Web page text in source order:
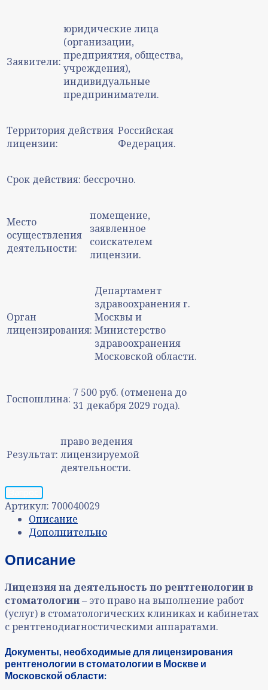
Заявители:
юридические лица
(организации,
предприятия, общества,
учреждения),
индивидуальные
предприниматели.
Территория действия
лицензии:
Российская
Федерация.
Срок действия: бессрочно.
Место
осуществления
деятельности:
помещение,
заявленное
соискателем
лицензии.
Орган
лицензирования:
Департамент
здравоохранения г.
Москвы и
Министерство
здравоохранения
Московской области.
Госпошлина: 7 500 руб. (отменена до
31 декабря 2029 года).
Результат:
право ведения
лицензируемой
деятельности.
Артикул: 700040029
Описание
Дополнительно
Описание
Лицензия на деятельность по рентгенологии в
стоматологии– это право на выполнение работ
(услуг) в стоматологических клиниках и кабинетах
с рентгенодиагностическими аппаратами.
Документы, необходимые для лицензирования
рентгенологии в стоматологии в Москве и
Московской области: